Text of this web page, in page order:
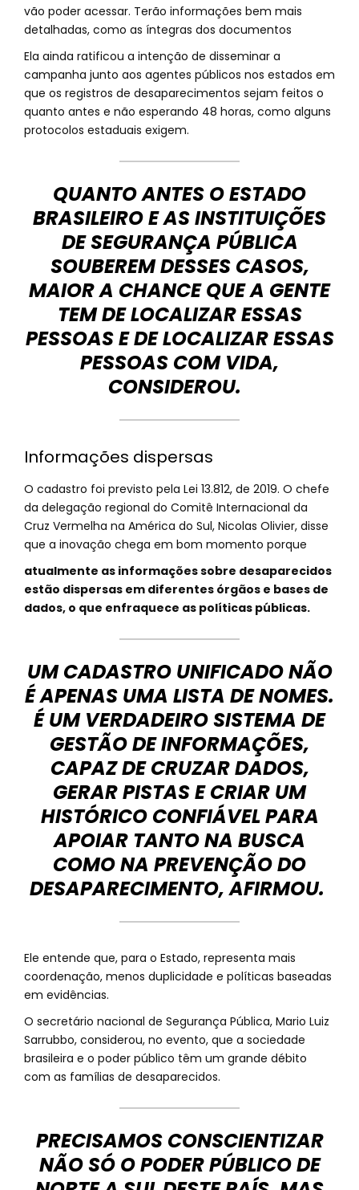
vão poder acessar. Terão informações bem mais
detalhadas, como as íntegras dos documentos
Ela ainda ratificou a intenção de disseminar a
campanha junto aos agentes públicos nos estados em
que os registros de desaparecimentos sejam feitos o
quanto antes e não esperando 48 horas, como alguns
protocolos estaduais exigem.
QUANTO ANTES O ESTADO
BRASILEIRO E AS INSTITUIÇÕES
DE SEGURANÇA PÚBLICA
SOUBEREM DESSES CASOS,
MAIOR A CHANCE QUE A GENTE
TEM DE LOCALIZAR ESSAS
PESSOAS E DE LOCALIZAR ESSAS
PESSOAS COM VIDA,
CONSIDEROU.
Informações dispersas
O cadastro foi previsto pela Lei 13.812, de 2019. O chefe
da delegação regional do Comitê Internacional da
Cruz Vermelha na América do Sul, Nicolas Olivier, disse
que a inovação chega em bom momento porque
atualmente as informações sobre desaparecidos
estão dispersas em diferentes órgãos e bases de
dados, o que enfraquece as políticas públicas.
UM CADASTRO UNIFICADO NÃO
É APENAS UMA LISTA DE NOMES.
É UM VERDADEIRO SISTEMA DE
GESTÃO DE INFORMAÇÕES,
CAPAZ DE CRUZAR DADOS,
GERAR PISTAS E CRIAR UM
HISTÓRICO CONFIÁVEL PARA
APOIAR TANTO NA BUSCA
COMO NA PREVENÇÃO DO
DESAPARECIMENTO, AFIRMOU.
Ele entende que, para o Estado, representa mais
coordenação, menos duplicidade e políticas baseadas
em evidências.
O secretário nacional de Segurança Pública, Mario Luiz
Sarrubbo, considerou, no evento, que a sociedade
brasileira e o poder público têm um grande débito
com as famílias de desaparecidos.
PRECISAMOS CONSCIENTIZAR
NÃO SÓ O PODER PÚBLICO DE